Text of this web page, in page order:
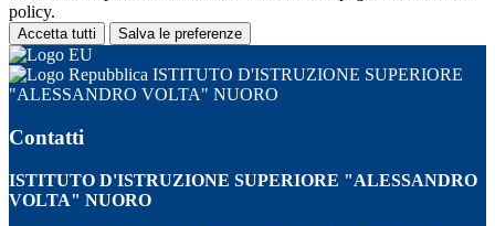
policy.
Accetta tutti Salva le preferenze
ISTITUTO D'ISTRUZIONE SUPERIORE
"ALESSANDRO VOLTA" NUORO
Contatti
ISTITUTO D'ISTRUZIONE SUPERIORE "ALESSANDRO
VOLTA" NUORO